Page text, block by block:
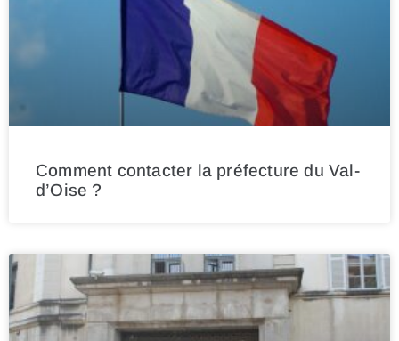
Comment contacter la préfecture du Val-
d’Oise ?